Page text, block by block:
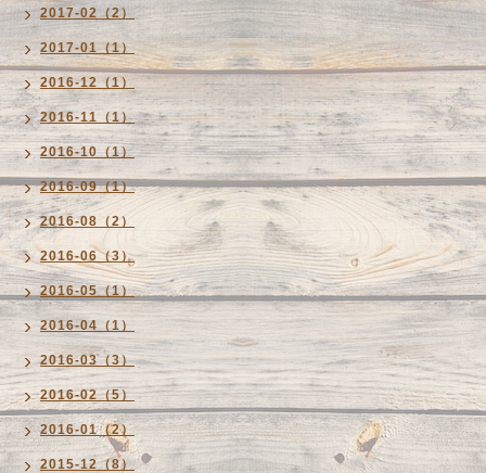
2017-02（2）
2017-01（1）
2016-12（1）
2016-11（1）
2016-10（1）
2016-09（1）
2016-08（2）
2016-06（3）
2016-05（1）
2016-04（1）
2016-03（3）
2016-02（5）
2016-01（2）
2015-12（8）